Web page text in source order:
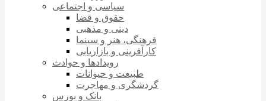
سیاسی و اجتماعی
حقوق و قضا
دینی و مذهبی
فرهنگی، هنر و سینما
کارآفرینی و بازاریابی
رویدادها و حوادث
طبیعت و حیوانات
گردشگری و مهاجرت
بانک و بورس